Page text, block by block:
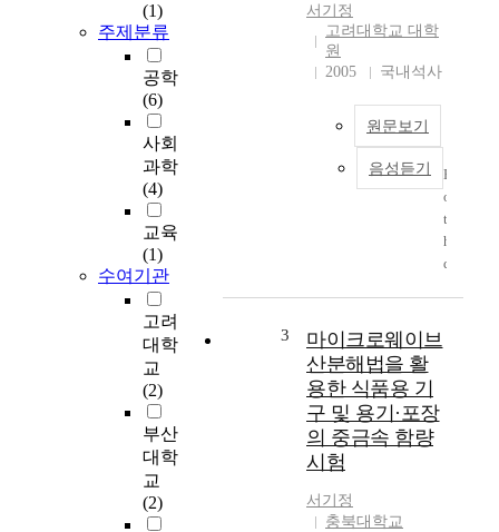
(1)
주제분류
공학
(6)
사회
과학
(4)
교육
(1)
수여기관
고려
대학
교
(2)
부산
대학
교
(2)
서기정
고려대학교 대학
원
2005
국내석사
원문보기
음성듣기
B
o
t
h
d
3
마이크로웨이브
산분해법을 활
용한 식품용 기
구 및 용기·포장
의 중금속 함량
시험
서기정
충북대학교